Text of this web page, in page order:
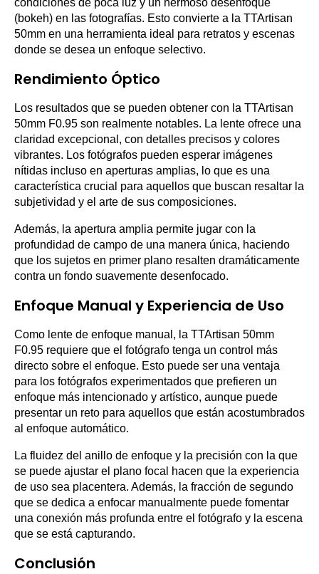
condiciones de poca luz y un hermoso desenfoque
(bokeh) en las fotografías. Esto convierte a la TTArtisan
50mm en una herramienta ideal para retratos y escenas
donde se desea un enfoque selectivo.
Rendimiento Óptico
Los resultados que se pueden obtener con la TTArtisan
50mm F0.95 son realmente notables. La lente ofrece una
claridad excepcional, con detalles precisos y colores
vibrantes. Los fotógrafos pueden esperar imágenes
nítidas incluso en aperturas amplias, lo que es una
característica crucial para aquellos que buscan resaltar la
subjetividad y el arte de sus composiciones.
Además, la apertura amplia permite jugar con la
profundidad de campo de una manera única, haciendo
que los sujetos en primer plano resalten dramáticamente
contra un fondo suavemente desenfocado.
Enfoque Manual y Experiencia de Uso
Como lente de enfoque manual, la TTArtisan 50mm
F0.95 requiere que el fotógrafo tenga un control más
directo sobre el enfoque. Esto puede ser una ventaja
para los fotógrafos experimentados que prefieren un
enfoque más intencionado y artístico, aunque puede
presentar un reto para aquellos que están acostumbrados
al enfoque automático.
La fluidez del anillo de enfoque y la precisión con la que
se puede ajustar el plano focal hacen que la experiencia
de uso sea placentera. Además, la fracción de segundo
que se dedica a enfocar manualmente puede fomentar
una conexión más profunda entre el fotógrafo y la escena
que se está capturando.
Conclusión